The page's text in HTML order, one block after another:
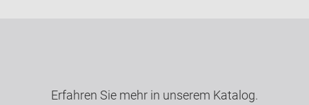
Erfahren Sie mehr in unserem Katalog.